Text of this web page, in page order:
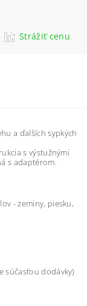
Strážiť cenu
a ďalších sypkých
s výstužnými
s adaptérom.
- zeminy, piesku,
súčasťou dodávky)